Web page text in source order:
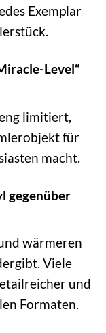
Exemplar
Level“
limitiert,
für
macht.
gegenüber
wärmeren
Viele
und
Formaten.